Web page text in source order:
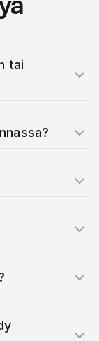
tai